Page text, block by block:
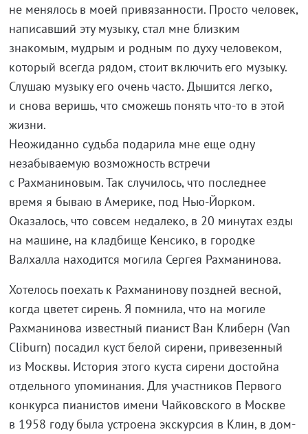
не менялось в моей привязанности. Просто человек,
написавший эту музыку, стал мне близким
знакомым, мудрым и родным по духу человеком,
который всегда рядом, стоит включить его музыку.
Слушаю музыку его очень часто. Дышится легко,
и снова веришь, что сможешь понять что-то в этой
жизни.
Неожиданно судьба подарила мне еще одну
незабываемую возможность встречи
с Рахманиновым. Так случилось, что последнее
время я бываю в Америке, под Нью-Йорком.
Оказалось, что совсем недалеко, в 20 минутах езды
на машине, на кладбище Кенсико, в городке
Валхалла находится могила Сергея Рахманинова.
Хотелось поехать к Рахманинову поздней весной,
когда цветет сирень. Я помнила, что на могиле
Рахманинова известный пианист Ван Клиберн (Van
Cliburn) посадил куст белой сирени, привезенный
из Москвы. История этого куста сирени достойна
отдельного упоминания. Для участников Первого
конкурса пианистов имени Чайковского в Москве
в 1958 году была устроена экскурсия в Клин, в дом-